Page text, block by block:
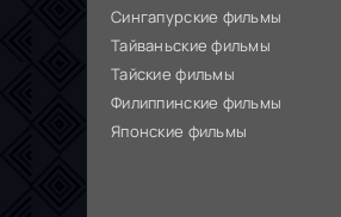
Сингапурские фильмы
Тайваньские фильмы
Тайские фильмы
Филиппинские фильмы
Японские фильмы